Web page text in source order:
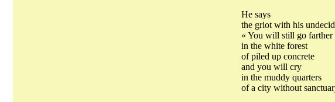
He says
the griot with his
« You will still go farther
in the white forest
of piled up concrete
and you will cry
in the muddy quarters
of a city without